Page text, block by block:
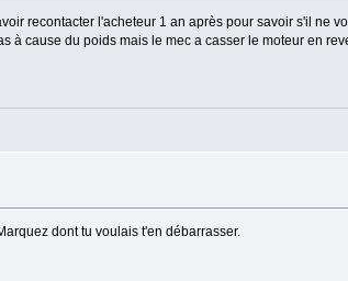
recontacter l'acheteur 1 an après pour savoir s'il ne
à cause du poids mais le mec a casser le moteur en
dont tu voulais t'en débarrasser.